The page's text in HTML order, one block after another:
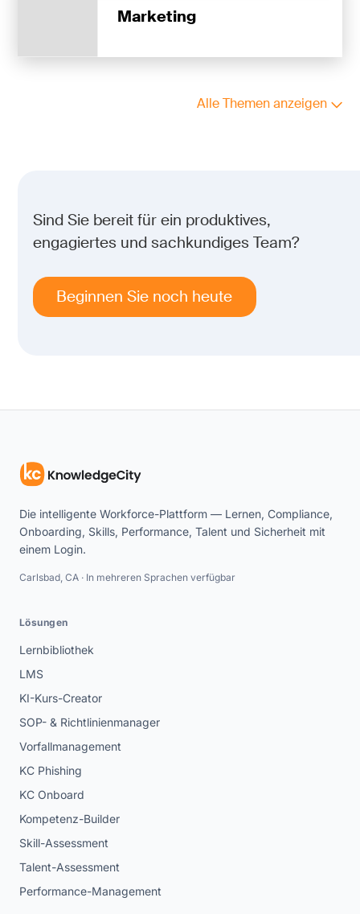
Marketing
Alle Themen anzeigen
Sind Sie bereit für ein produktives,
engagiertes und sachkundiges Team?
Beginnen Sie noch heute
Die intelligente Workforce-Plattform — Lernen, Compliance,
Onboarding, Skills, Performance, Talent und Sicherheit mit
einem Login.
Carlsbad, CA · In mehreren Sprachen verfügbar
Lösungen
Lernbibliothek
LMS
KI-Kurs-Creator
SOP- & Richtlinienmanager
Vorfallmanagement
KC Phishing
KC Onboard
Kompetenz-Builder
Skill-Assessment
Talent-Assessment
Performance-Management